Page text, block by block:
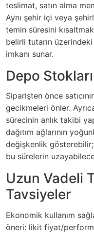
teslimat, satın alma
Aynı şehir içi veya
temin süresini
belirli tutarın
imkanı sunar.
Depo
Siparişten önce
gecikmeleri önler.
sürecinin anlık takibi
dağıtım ağlarının
değişkenlik
bu sürelerin
Uzun Vadeli
Tavsiyeler
Ekonomik kullanım
öneri: likit fiyat/